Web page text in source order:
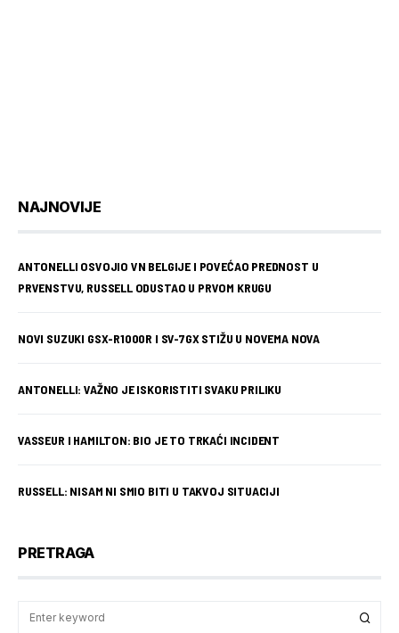
NAJNOVIJE
ANTONELLI OSVOJIO VN BELGIJE I POVEĆAO PREDNOST U
PRVENSTVU, RUSSELL ODUSTAO U PRVOM KRUGU
NOVI SUZUKI GSX-R1000R I SV-7GX STIŽU U NOVEMA NOVA
ANTONELLI: VAŽNO JE ISKORISTITI SVAKU PRILIKU
VASSEUR I HAMILTON: BIO JE TO TRKAĆI INCIDENT
RUSSELL: NISAM NI SMIO BITI U TAKVOJ SITUACIJI
PRETRAGA